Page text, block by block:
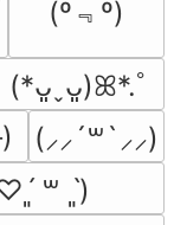
(º﹃º)
(*ᴗ͈ˬᴗ͈)ꕤ*.ﾟ
(⸝⸝´꒳`⸝⸝)
꒳ ˋ͈)